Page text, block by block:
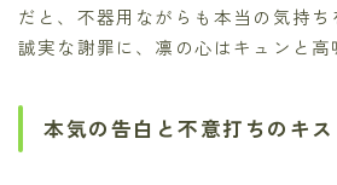
だと、不器用ながらも本当の気持
誠実な謝罪に、凛の心はキュンと高
本気の告白と不意打ちのキス